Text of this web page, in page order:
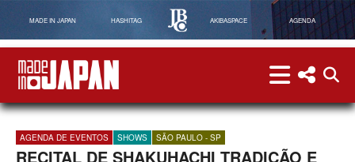
MADE IN JAPAN HASHITAG AKIBASPACE AGENDA
menu menu
AGENDA DE EVENTOS SHOWS SÃO PAULO - SP
RECITAL DE SHAKUHACHI TRADIÇÃO E